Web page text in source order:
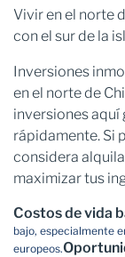
Vivir en el norte
con el sur de la
Inversiones
en el norte de
inversiones
rápidamente. Si
considera
maximizar tus
Costos de vida
bajo, especialmente
europeos.